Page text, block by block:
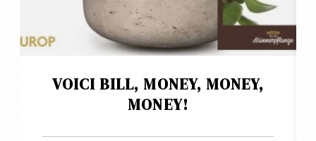
VOICI BILL, MONEY, MONEY,
MONEY!